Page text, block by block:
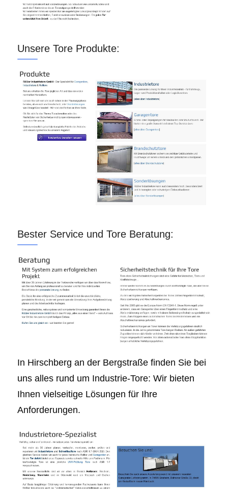
Unsere Tore Produkte:
Bester Service und Tore Beratung:
In Hirschberg an der Bergstraße finden Sie bei
uns alles rund um Industrie-Tore: Wir bieten
Ihnen vielseitige Lösungen für Ihre
Anforderungen.